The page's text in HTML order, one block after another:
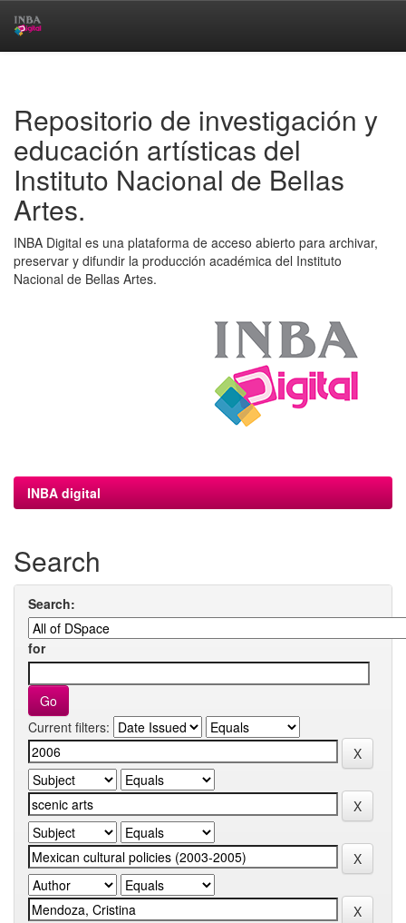
Repositorio de investigación y
educación artísticas del
Instituto Nacional de Bellas
Artes.
INBA Digital es una plataforma de acceso abierto para archivar,
preservar y difundir la producción académica del Instituto
Nacional de Bellas Artes.
INBA digital
Search
Search:
for
Current filters: